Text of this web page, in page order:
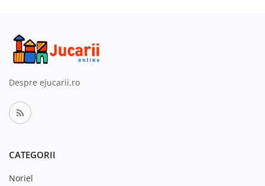
Despre ejucarii.ro
CATEGORII
Noriel